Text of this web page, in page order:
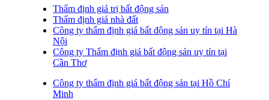
Thẩm định giá trị bất động sản
Thẩm định giá nhà đất
Công ty thẩm định giá bất động sản uy tín tại Hà
Nội
Công ty Thẩm định giá bất động sản uy tín tại
Cần Thơ
Công ty thẩm định giá bất động sản tại Hồ Chí
Minh